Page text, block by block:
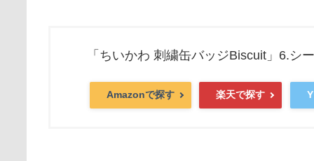
「ちいかわ 刺繍缶バッジBiscuit」6.シ
Amazonで探す 楽天で探す